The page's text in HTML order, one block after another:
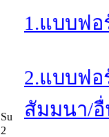
Su
2
1.แบบฟ
2.แบบฟ
สัมมนา/